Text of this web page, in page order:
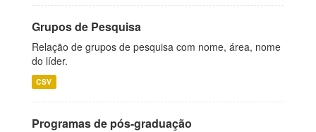
Grupos de Pesquisa
Relação de grupos de pesquisa com nome, área, nome
do líder.
CSV
Programas de pós-graduação